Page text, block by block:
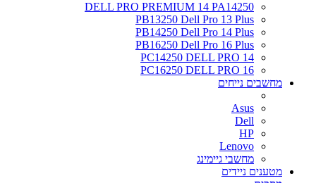
DELL PRO PREMIUM 14 PA14250
PB13250 Dell Pro 13 Plus
PB14250 Dell Pro 14 Plus
PB16250 Dell Pro 16 Plus
PC14250 DELL PRO 14
PC16250 DELL PRO 16
מחשבים נייחים
Asus
Dell
HP
Lenovo
מחשבי גיימינג
מטענים ניידים